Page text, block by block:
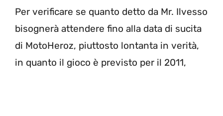
Per verificare se quanto detto da Mr. Ilvesso
bisognerà attendere fino alla data di sucita
di MotoHeroz, piuttosto lontanta in verità,
in quanto il gioco è previsto per il 2011,